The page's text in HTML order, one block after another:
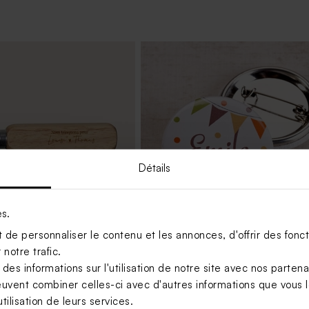
Détails
personnaliser le contenu et les annonces, d'offrir des
notre trafic.
informations sur l'utilisation de notre site avec nos
combiner celles-ci avec d'autres informations que vous
de leurs services.
en bois fête et message
Badge anniversaire coloré